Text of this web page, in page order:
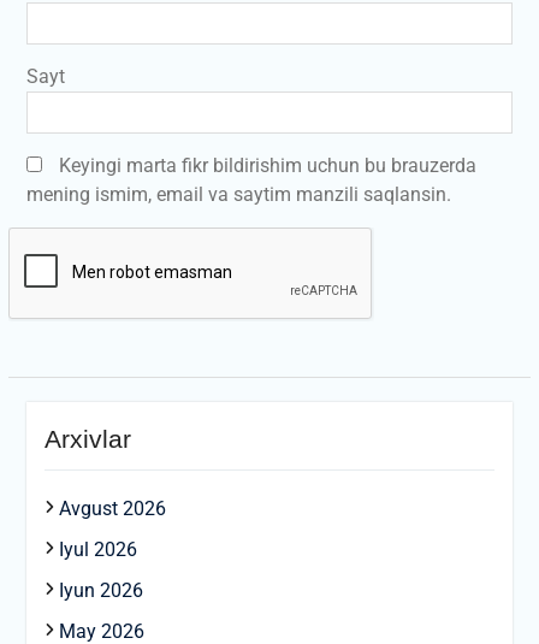
Sayt
Keyingi marta fikr bildirishim uchun bu brauzerda
mening ismim, email va saytim manzili saqlansin.
Arxivlar
Avgust 2026
Iyul 2026
Iyun 2026
May 2026